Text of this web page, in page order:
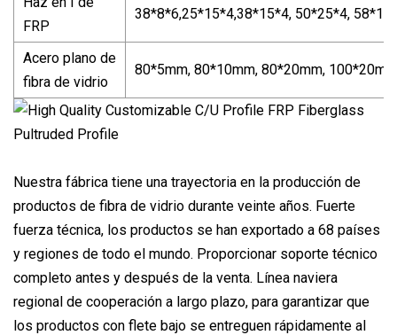
FRP
38*8*6,25*15*4,38*15*4, 50*25*4,
Acero plano de
fibra de vidrio
80*5mm, 80*10mm, 80*20mm,
Nuestra fábrica tiene una trayectoria en la producción de
productos de fibra de vidrio durante veinte años. Fuerte
fuerza técnica, los productos se han exportado a 68 países
y regiones de todo el mundo. Proporcionar soporte técnico
completo antes y después de la venta. Línea naviera
regional de cooperación a largo plazo, para garantizar que
los productos con flete bajo se entreguen rápidamente al